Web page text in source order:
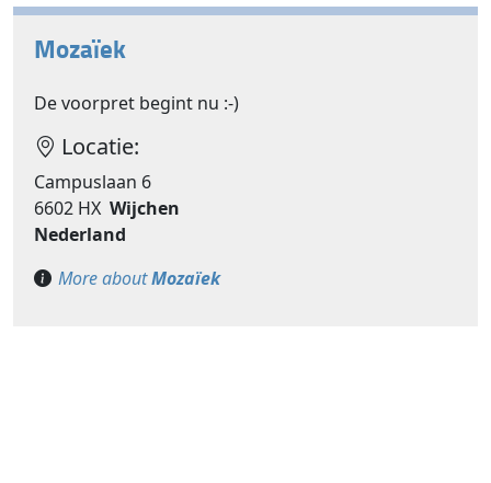
Mozaïek
De voorpret begint nu :-)
Locatie:
Campuslaan 6
6602 HX Wijchen
Nederland
More aboutMozaïek